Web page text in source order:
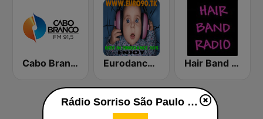
Cabo Branco FM Eurodance 90 Hair Band Radio
Rádio Sorriso São Paulo ao vivo